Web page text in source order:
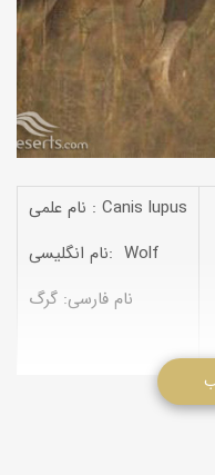
نام علمی : Canis lupus
نام انگلیسی: Wolf
نام فارسی: گرگ